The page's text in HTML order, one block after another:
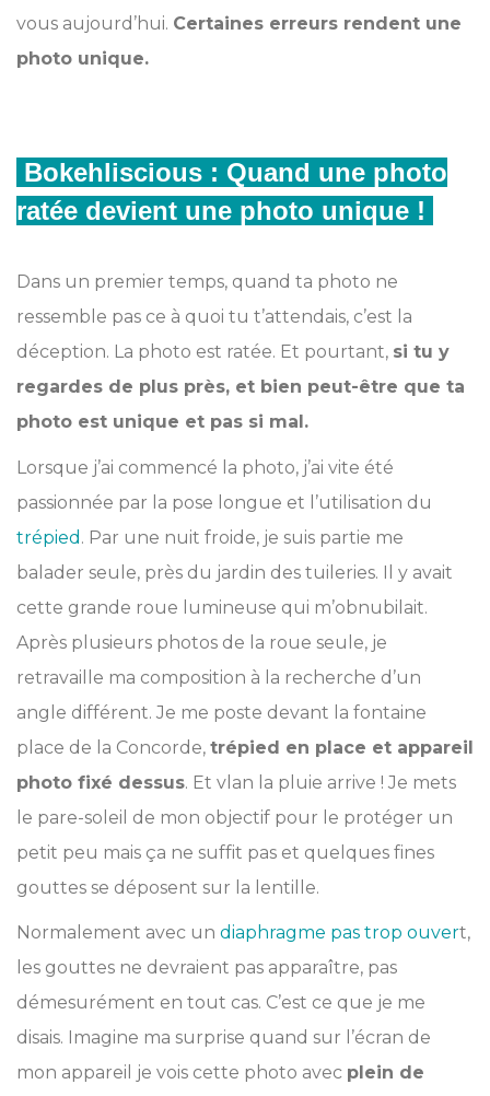
vous aujourd’hui. Certaines erreurs rendent une
photo unique.
Bokehliscious : Quand une photo
ratée devient une photo unique !
Dans un premier temps, quand ta photo ne
ressemble pas ce à quoi tu t’attendais, c’est la
déception. La photo est ratée. Et pourtant, si tu y
regardes de plus près, et bien peut-être que ta
photo est unique et pas si mal.
Lorsque j’ai commencé la photo, j’ai vite été
passionnée par la pose longue et l’utilisation du
trépied . Par une nuit froide, je suis partie me
balader seule, près du jardin des tuileries. Il y avait
cette grande roue lumineuse qui m’obnubilait.
Après plusieurs photos de la roue seule, je
retravaille ma composition à la recherche d’un
angle différent. Je me poste devant la fontaine
place de la Concorde, trépied en place et appareil
photo fixé dessus. Et vlan la pluie arrive ! Je mets
le pare-soleil de mon objectif pour le protéger un
petit peu mais ça ne suffit pas et quelques fines
gouttes se déposent sur la lentille.
Normalement avec un diaphragme pas trop ouvert,
les gouttes ne devraient pas apparaître, pas
démesurément en tout cas. C’est ce que je me
disais. Imagine ma surprise quand sur l’écran de
mon appareil je vois cette photo avec plein de